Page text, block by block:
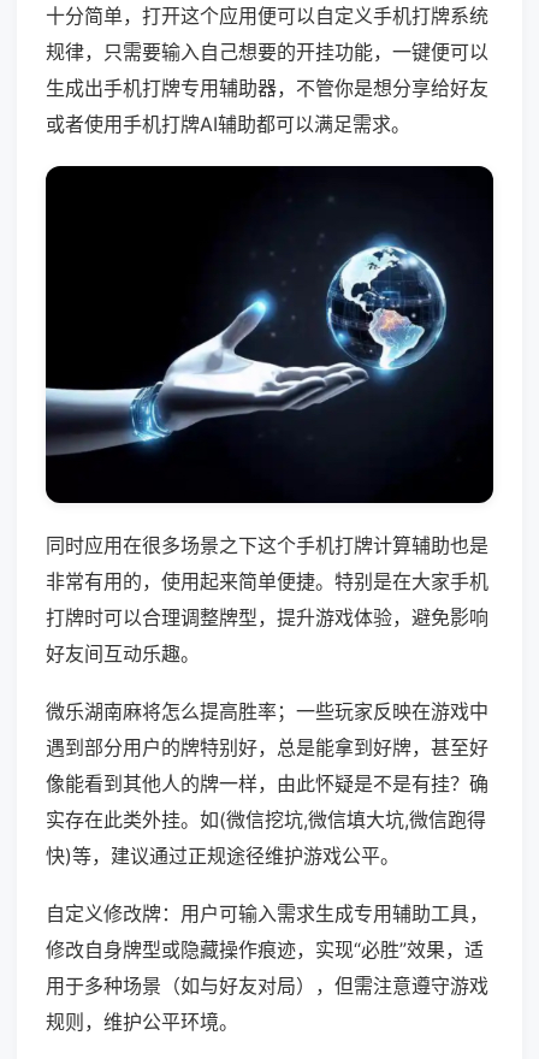
十分简单，打开这个应用便可以自定义手机打牌系统
规律，只需要输入自己想要的开挂功能，一键便可以
生成出手机打牌专用辅助器，不管你是想分享给好友
或者使用手机打牌AI辅助都可以满足需求。
同时应用在很多场景之下这个手机打牌计算辅助也是
非常有用的，使用起来简单便捷。特别是在大家手机
打牌时可以合理调整牌型，提升游戏体验，避免影响
好友间互动乐趣。
微乐湖南麻将怎么提高胜率；一些玩家反映在游戏中
遇到部分用户的牌特别好，总是能拿到好牌，甚至好
像能看到其他人的牌一样，由此怀疑是不是有挂？确
实存在此类外挂。如(微信挖坑,微信填大坑,微信跑得
快)等，建议通过正规途径维护游戏公平。
自定义修改牌：用户可输入需求生成专用辅助工具，
修改自身牌型或隐藏操作痕迹，实现“必胜”效果，适
用于多种场景（如与好友对局），但需注意遵守游戏
规则，维护公平环境。